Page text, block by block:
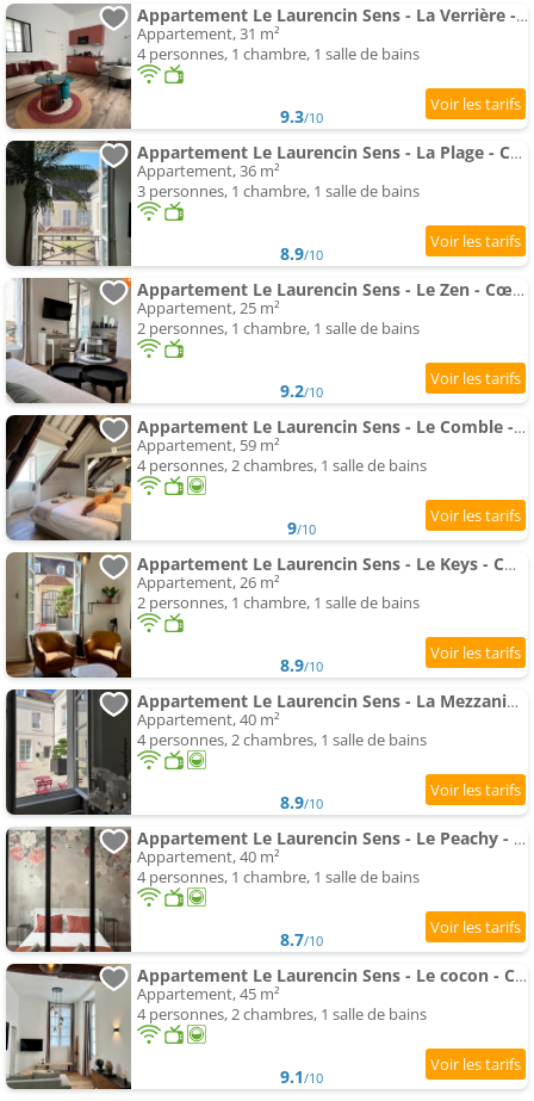
Appartement Le Laurencin Sens - La Verrière - Cœur de ville
Appartement, 31 m²
4 personnes, 1 chambre, 1 salle de bains
9.3/10
Appartement Le Laurencin Sens - La Plage - Cœur de ville
Appartement, 36 m²
3 personnes, 1 chambre, 1 salle de bains
8.9/10
Appartement Le Laurencin Sens - Le Zen - Cœur de ville
Appartement, 25 m²
2 personnes, 1 chambre, 1 salle de bains
9.2/10
Appartement Le Laurencin Sens - Le Comble - Cœur de ville
Appartement, 59 m²
4 personnes, 2 chambres, 1 salle de bains
9/10
Appartement Le Laurencin Sens - Le Keys - Cœur de ville
Appartement, 26 m²
2 personnes, 1 chambre, 1 salle de bains
8.9/10
Appartement Le Laurencin Sens - La Mezzanine - Cœur de ville
Appartement, 40 m²
4 personnes, 2 chambres, 1 salle de bains
8.9/10
Appartement Le Laurencin Sens - Le Peachy - Cœur de ville
Appartement, 40 m²
4 personnes, 1 chambre, 1 salle de bains
8.7/10
Appartement Le Laurencin Sens - Le cocon - Cœur de ville
Appartement, 45 m²
4 personnes, 2 chambres, 1 salle de bains
9.1/10